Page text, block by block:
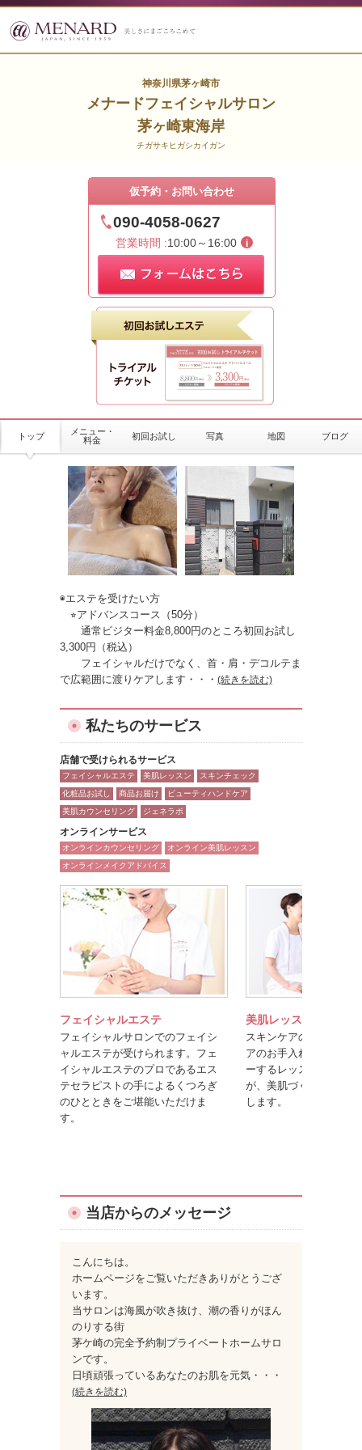
神奈川県茅ヶ崎市
メナードフェイシャルサロン
茅ヶ崎東海岸
チガサキヒガシカイガン
仮予約・お問い合わせ
090-4058-0627
営業時間 :10:00～16:00
トップ
メニュー・
料金
初回お試し 写真 地図 ブログ
◉エステを受けたい方
⭐︎アドバンスコース（50分）
通常ビジター料金8,800円のところ初回お試し
3,300円（税込）
フェイシャルだけでなく、首・肩・デコルテま
で広範囲に渡りケアします ・・・ (続きを読む)
私たちのサービス
店舗で受けられるサービス
フェイシャルエステ 美肌レッスン
スキンチェック
化粧品お試し
商品お届け
ビューティハンドケア
美肌カウンセリング
ジェネラボ
オンラインサービス
オンラインカウンセリング
オンライン美肌レッスン
オンラインメイクアドバイス
フェイシャルエステ
フェイシャルサロンでのフェイシ
ャルエステが受けられます。フェ
イシャルエステのプロであるエス
テセラピストの手によるくつろぎ
のひとときをご堪能いただけま
す。
美肌レッスン
スキンケアのポイント
アのお手入れ方法を楽
ーするレッスンです。
が、美肌づくりのコツ
します。
当店からのメッセージ
こんにちは。
ホームページをご覧いただきありがとうござ
います。
当サロンは海風が吹き抜け、潮の香りがほん
のりする街
茅ケ崎の完全予約制プライベートホームサロ
ンです。
日頃頑張っているあなたのお肌を元気 ・・・
(続きを読む)